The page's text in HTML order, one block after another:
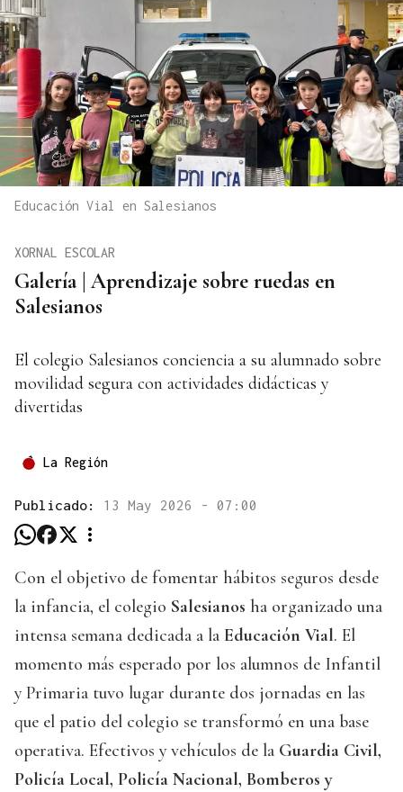
Educación Vial en Salesianos
Galería | Aprendizaje sobre ruedas en
Salesianos
XORNAL ESCOLAR
El colegio Salesianos conciencia a su alumnado sobre
movilidad segura con actividades didácticas y
divertidas
La Región
Publicado: 13 May 2026 - 07:00
Con el objetivo de fomentar hábitos seguros desde
la infancia, el colegio Salesianos ha organizado una
intensa semana dedicada a la Educación Vial. El
momento más esperado por los alumnos de Infantil
y Primaria tuvo lugar durante dos jornadas en las
que el patio del colegio se transformó en una base
operativa. Efectivos y vehículos de la Guardia Civil,
Policía Local, Policía Nacional, Bomberos y